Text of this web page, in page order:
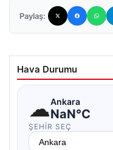
Paylaş:
Hava Durumu
☁Ankara
NaN°C
ŞEHIR SEÇ